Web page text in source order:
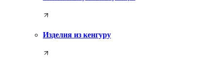
Изделия из кенгуру